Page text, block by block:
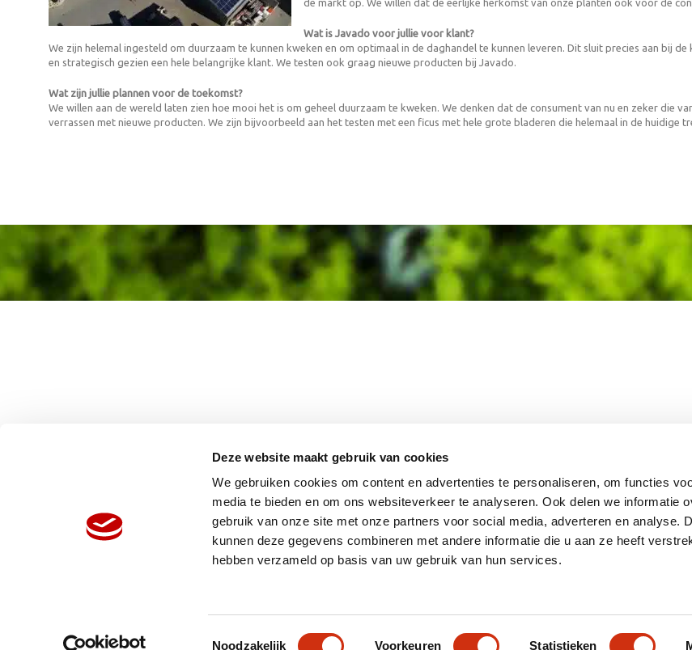
Deze website maakt gebruik van cookies
We gebruiken cookies om content en advertenties te personaliseren, om functies
media te bieden en om ons websiteverkeer te analyseren. Ook delen we informatie
gebruik van onze site met onze partners voor social media, adverteren en analyse.
kunnen deze gegevens combineren met andere informatie die u aan ze heeft
hebben verzameld op basis van uw gebruik van hun services.
Toestemmingsselectie
Noodzakelijk Voorkeuren Statistieken
Wat is Javado voor jullie voor klant?
We zijn helemal ingesteld om duurzaam te kunnen kweken en om optimaal in de daghandel te kunnen leveren. Dit sluit precies aan bij
en strategisch gezien een hele belangrijke klant. We testen ook graag nieuwe producten bij Javado.
Wat zijn jullie plannen voor de toekomst?
We willen aan de wereld laten zien hoe mooi het is om geheel duurzaam te kweken. We denken dat de consument van nu en zeker die
verrassen met nieuwe producten. We zijn bijvoorbeeld aan het testen met een ficus met hele grote bladeren die helemaal in de huidige
HOME
REFERENTIES
WEBSHOP
PRIVACY STATEMENT
CONTACT